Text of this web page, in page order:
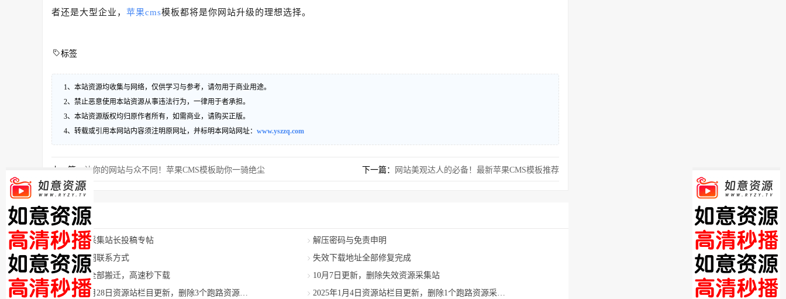
者还是大型企业， 苹果cms模板都将是你网站升级的理想选择。
标签
1、本站资源均收集与网络，仅供学习与参考，请勿用于商业用途。
2、禁止恶意使用本站资源从事违法行为，一律用于者承担。
3、本站资源版权均归原作者所有，如需商业，请购买正版。
4、转载或引用本网站内容须注明原网址，并标明本网站网址： www.yszzq.com
上一篇： 让你的网站与众不同！苹果CMS模板助你一骑绝尘 下一篇： 网站美观达人的必备！最新苹果CMS模板推荐
猜你喜欢
影视资源采集站长投稿专帖
解压密码与免责申明
影视站长圈联系方式
失效下载地址全部修复完成
下载地址全部搬迁，高速秒下载
10月7日更新，删除失效资源采集站